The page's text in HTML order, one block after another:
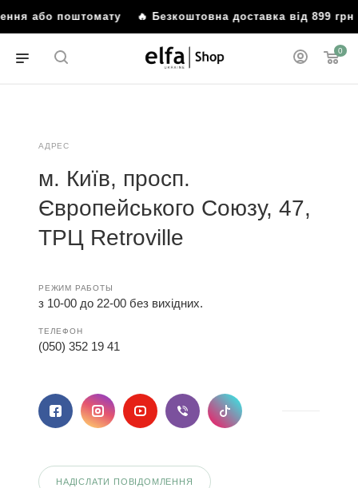
або поштомату 🔥 Безкоштовна доставка від 899
0
АДРЕС
м. Київ, просп.
Європейського Союзу, 47,
ТРЦ Retroville
РЕЖИМ РАБОТЫ
з 10-00 до 22-00 без вихідних.
ТЕЛЕФОН
(050) 352 19 41
НАДІСЛАТИ ПОВІДОМЛЕННЯ